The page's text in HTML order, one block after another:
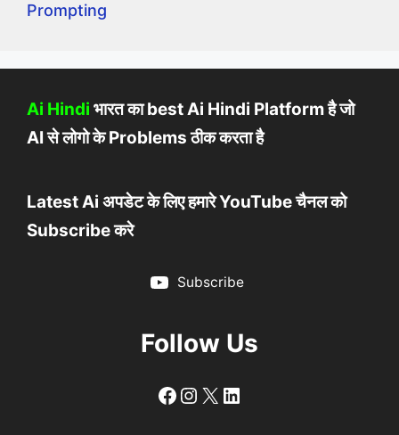
Prompting
Ai Hindi भारत का best Ai Hindi Platform है जो
AI से लोगो के Problems ठीक करता है
Latest Ai अपडेट के लिए हमारे YouTube चैनल को
Subscribe करे
Subscribe
Follow Us
Follow
Follow
X LinkedIn